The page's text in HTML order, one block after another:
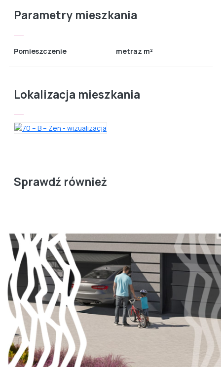
Parametry mieszkania
Pomieszczenie metraz m²
Lokalizacja mieszkania
Sprawdź również